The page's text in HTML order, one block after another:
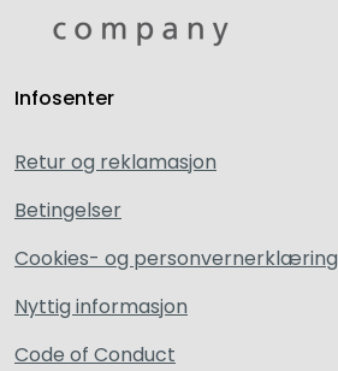
Infosenter
Retur og reklamasjon
Betingelser
Cookies- og personvernerklæring
Nyttig informasjon
Code of Conduct